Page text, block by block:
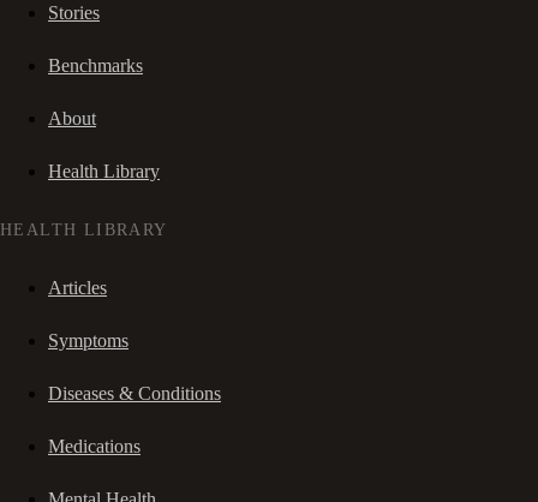
Stories
Benchmarks
About
Health Library
HEALTH LIBRARY
Articles
Symptoms
Diseases & Conditions
Medications